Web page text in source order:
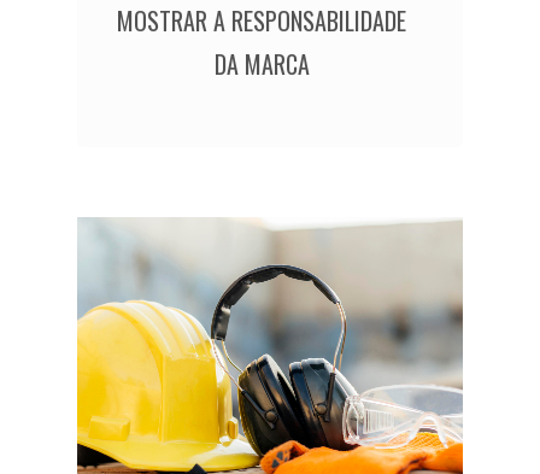
MOSTRAR A RESPONSABILIDADE
DA MARCA